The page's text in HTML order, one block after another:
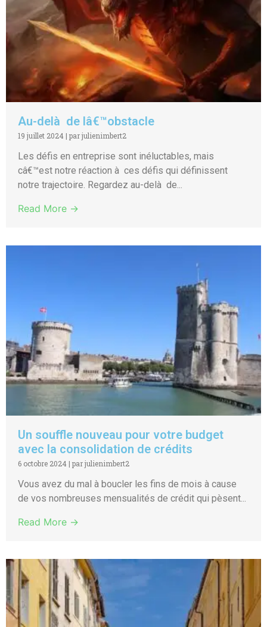
Au-delà de lâ€™obstacle
19 juillet 2024 | par julienimbert2
Les défis en entreprise sont inéluctables, mais
câ€™est notre réaction à ces défis qui définissent
notre trajectoire. Regardez au-delà de...
Read More →
Un souffle nouveau pour votre budget
avec la consolidation de crédits
6 octobre 2024 | par julienimbert2
Vous avez du mal à boucler les fins de mois à cause
de vos nombreuses mensualités de crédit qui pèsent...
Read More →